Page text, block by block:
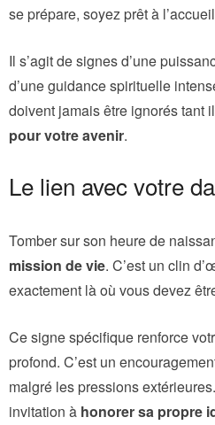
se prépare, soyez prêt à
Il s’agit de signes d’une
d’une guidance spirituelle
doivent jamais être ignorés tant
pour votre avenir.
Le lien avec votre
Tomber sur son heure de
mission de vie. C’est un clin
exactement là où vous devez
Ce signe spécifique renforce
profond. C’est un
malgré les pressions
invitation à honorer sa propre